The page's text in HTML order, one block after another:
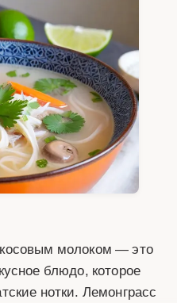
молоком — это
блюдо, которое
нотки. Лемонграсс